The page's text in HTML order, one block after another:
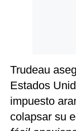
Trudeau
Estados
impuesto
colapsar su